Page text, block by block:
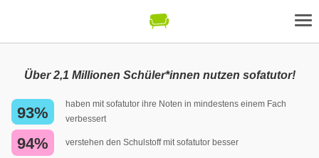
Über 2,1 Millionen Schüler*innen nutzen sofatutor!
93%
haben mit sofatutor ihre Noten in mindestens einem Fach
verbessert
94% verstehen den Schulstoff mit sofatutor besser